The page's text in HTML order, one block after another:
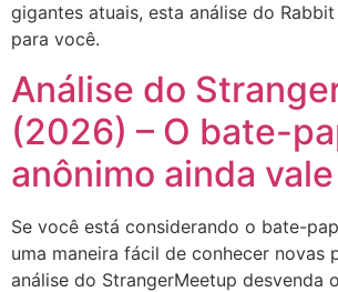
gigantes atuais, esta análise do
para você.
Análise do
(2026) – O bate-
anônimo ainda
Se você está considerando o bate-
uma maneira fácil de conhecer novas
análise do StrangerMeetup desvenda